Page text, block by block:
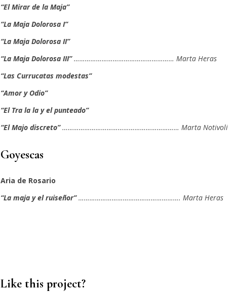
“El Mirar de la Maja”
“La Maja Dolorosa I”
“La Maja Dolorosa II”
“La Maja Dolorosa III”……………………………………………… Marta Heras
“Las Currucatas modestas”
“Amor y Odio”
“El Tra la la y el punteado”
“El Majo discreto”……………………………………………………… Marta Notivoli
Goyescas
Aria de Rosario
“La maja y el ruiseñor”………………………………………………. Marta Heras
Like this project?